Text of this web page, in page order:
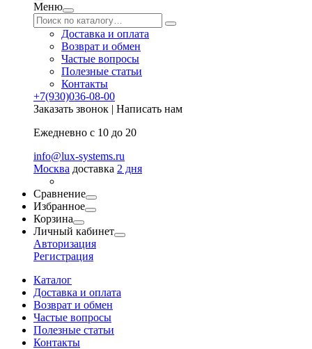
Меню
Доставка и оплата
Возврат и обмен
Частые вопросы
Полезные статьи
Контакты
+7(930)036-08-00
Заказать звонок | Написать нам
Ежедневно с 10 до 20
info@lux-systems.ru
Москва доставка 2 дня
Сравнение
Избранное
Корзина
Личный кабинет
Авторизация
Регистрация
Каталог
Доставка и оплата
Возврат и обмен
Частые вопросы
Полезные статьи
Контакты